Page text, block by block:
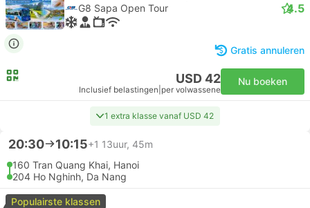
G8 Sapa Open Tour 4.5
Gratis annuleren
USD 42
Inclusief belastingen per volwassene
Nu boeken
1 extra klasse vanaf USD 42
20:30 10:15+1 13uur, 45m
160 Tran Quang Khai, Hanoi
204 Ho Nghinh, Da Nang
Populairste klassen